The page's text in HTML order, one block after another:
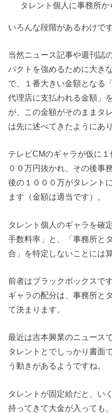
タレント個人に事務所か
いろんな段階があるわけです
当然ニュース記事や週刊誌
パクトを強めるために大き
で、１番大きい金額となる
代理店に支払われる金額」
が、この金額がそのままタ
は先に述べてきたようにあ
テレビCMのギャラが仮に
００万円抜かれ、その後事
後の１０００万がタレント
ます（金額は適当です）。
タレント個人のギャラを確
手数料率」と、「事務所と
合」を特定しないことには
前者はブラックボックスで
ギャラの配分は、事務所と
て決まります。
最近は吉本興業のニュース
タレントとでしっかり書面
う動きがあるようですね。
タレントが固定給だと、い
持ってきて大金が入っても